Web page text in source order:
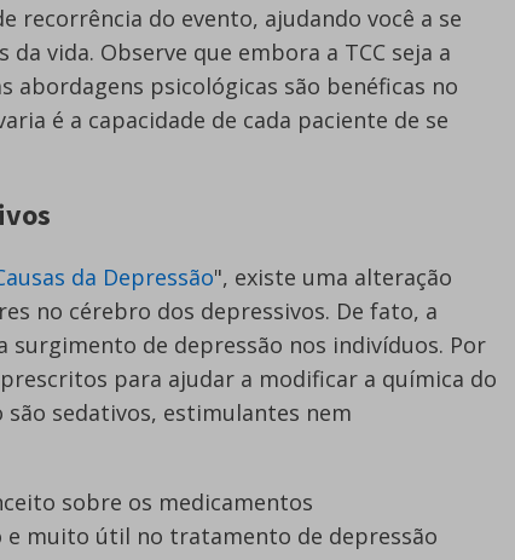
recorrência do evento, ajudando você a se
vida. Observe que embora a TCC seja a
abordagens psicológicas são benéficas no
é a capacidade de cada paciente de se
da Depressão", existe uma alteração
no cérebro dos depressivos. De fato, a
de depressão nos indivíduos. Por
para ajudar a modificar a química do
são sedativos, estimulantes nem
sobre os medicamentos
e muito útil no tratamento de depressão